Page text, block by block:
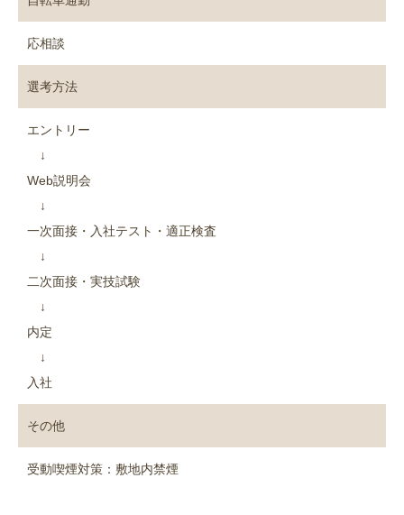
応相談
選考方法
エントリー
↓
Web説明会
↓
一次面接・入社テスト・適正検査
↓
二次面接・実技試験
↓
内定
↓
入社
その他
受動喫煙対策：敷地内禁煙